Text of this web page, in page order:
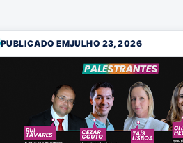
PUBLICADO EMJULHO 23, 2026